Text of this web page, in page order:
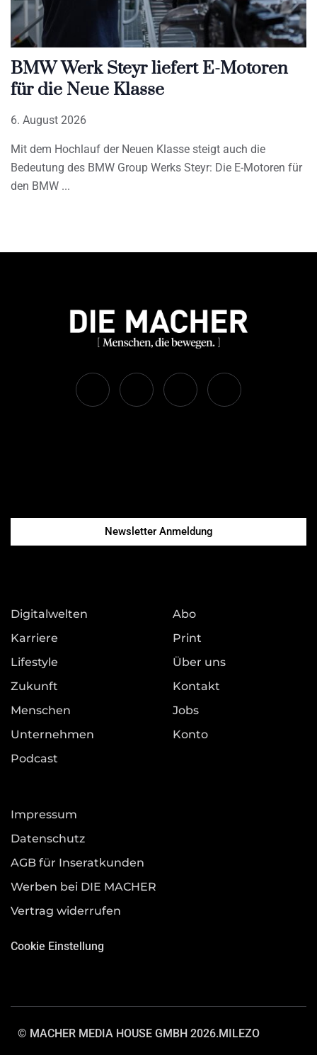
BMW Werk Steyr liefert E-Motoren
für die Neue Klasse
6. August 2026
Mit dem Hochlauf der Neuen Klasse steigt auch die
Bedeutung des BMW Group Werks Steyr: Die E-Motoren für
den BMW
Newsletter Anmeldung
Digitalwelten
Karriere
Lifestyle
Zukunft
Menschen
Unternehmen
Podcast
Abo
Print
Über uns
Kontakt
Jobs
Konto
Impressum
Datenschutz
AGB für Inseratkunden
Werben bei DIE MACHER
Vertrag widerrufen
Cookie Einstellung
© MACHER MEDIA HOUSE GMBH 2026.MILEZO